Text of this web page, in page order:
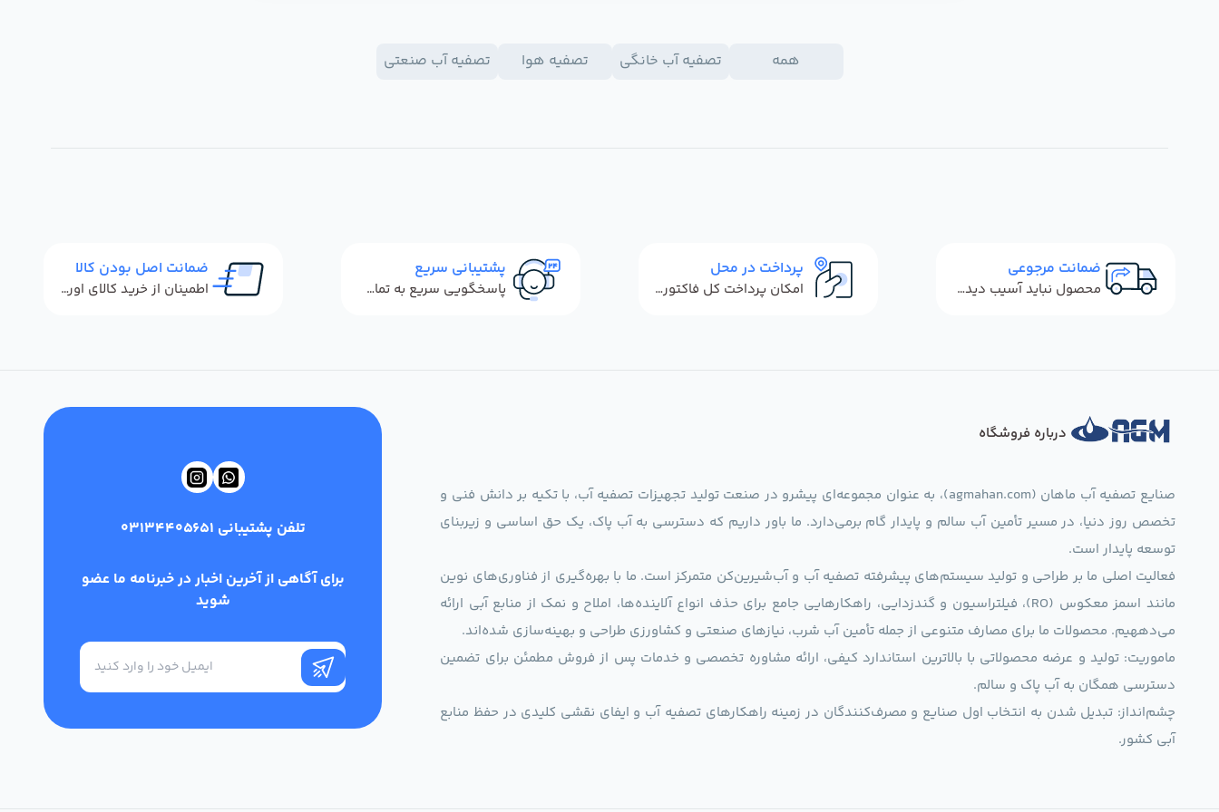
همه تصفیه آب خانگی تصفیه هوا تصفیه آب صنعتی
ضمانت مرجوعی
محصول نباید آسیب دیده باشد
پرداخت در محل
امکان پرداخت کل فاکتور در محل
پشتیبانی سریع
پاسخگویی سریع به تماس‌ها و پیام‌ها
ضمانت اصل بودن کالا
اطمینان از خرید کالای اورجینال
درباره فروشگاه
صنایع تصفیه آب ماهان (agmahan.com)، به عنوان مجموعه‌ای پیشرو در صنعت تولید تجهیزات تصفیه آب، با تکیه بر دانش فنی و
تخصص روز دنیا، در مسیر تأمین آب سالم و پایدار گام برمی‌دارد. ما باور داریم که دسترسی به آب پاک، یک حق اساسی و زیربنای
توسعه پایدار است.
فعالیت اصلی ما بر طراحی و تولید سیستم‌های پیشرفته تصفیه آب و آب‌شیرین‌کن متمرکز است. ما با بهره‌گیری از فناوری‌های نوین
مانند اسمز معکوس (RO)، فیلتراسیون و گندزدایی، راهکارهایی جامع برای حذف انواع آلاینده‌ها، املاح و نمک از منابع آبی ارائه
می‌دههیم. محصولات ما برای مصارف متنوعی از جمله تأمین آب شرب، نیازهای صنعتی و کشاورزی طراحی و بهینه‌سازی شده‌اند.
ماموریت: تولید و عرضه محصولاتی با بالاترین استاندارد کیفی، ارائه مشاوره تخصصی و خدمات پس از فروش مطمئن برای تضمین
دسترسی همگان به آب پاک و سالم.
چشم‌انداز: تبدیل شدن به انتخاب اول صنایع و مصرف‌کنندگان در زمینه راهکارهای تصفیه آب و ایفای نقشی کلیدی در حفظ منابع
آبی کشور.
تلفن پشتیبانی 03134405651
برای آگاهی از آخرین اخبار در خبرنامه ما عضو
شوید